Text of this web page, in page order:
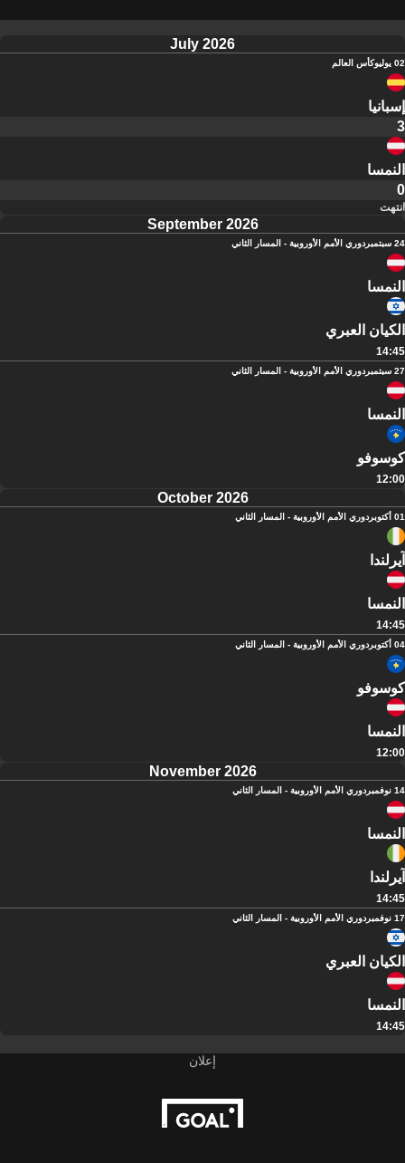
July 2026
02 يوليو كأس العالم
إسبانيا
3
النمسا
0
انتهت
September 2026
24 سبتمبر دوري الأمم الأوروبية - المسار الثاني
النمسا
الكيان العبري
14:45
27 سبتمبر دوري الأمم الأوروبية - المسار الثاني
النمسا
كوسوفو
12:00
October 2026
01 أكتوبر دوري الأمم الأوروبية - المسار الثاني
آيرلندا
النمسا
14:45
04 أكتوبر دوري الأمم الأوروبية - المسار الثاني
كوسوفو
النمسا
12:00
November 2026
14 نوفمبر دوري الأمم الأوروبية - المسار الثاني
النمسا
آيرلندا
14:45
17 نوفمبر دوري الأمم الأوروبية - المسار الثاني
الكيان العبري
النمسا
14:45